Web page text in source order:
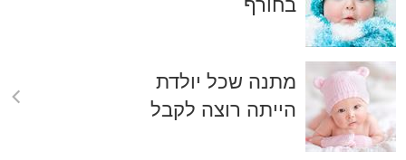
בחורף
מתנה שכל יולדת
הייתה רוצה לקבל